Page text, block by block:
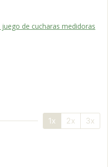
de cucharas medidoras
1x 2x 3x